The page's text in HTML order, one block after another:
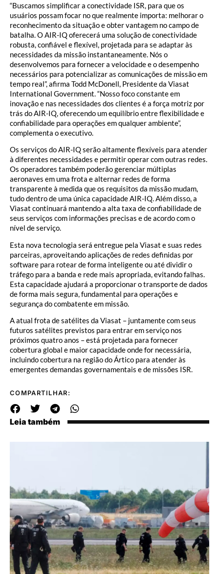
“Buscamos simplificar a conectividade ISR, para que os
usuários possam focar no que realmente importa: melhorar o
reconhecimento da situação e obter vantagem no campo de
batalha. O AIR-IQ oferecerá uma solução de conectividade
robusta, confiável e flexível, projetada para se adaptar às
necessidades da missão instantaneamente. Nós o
desenvolvemos para fornecer a velocidade e o desempenho
necessários para potencializar as comunicações de missão em
tempo real”, afirma Todd McDonell, Presidente da Viasat
International Government. “Nosso foco constante em
inovação e nas necessidades dos clientes é a força motriz por
trás do AIR-IQ, oferecendo um equilíbrio entre flexibilidade e
confiabilidade para operações em qualquer ambiente”,
complementa o executivo.
Os serviços do AIR-IQ serão altamente flexíveis para atender
à diferentes necessidades e permitir operar com outras redes.
Os operadores também poderão gerenciar múltiplas
aeronaves em uma frota e alternar redes de forma
transparente à medida que os requisitos da missão mudam,
tudo dentro de uma única capacidade AIR-IQ. Além disso, a
Viasat continuará mantendo a alta taxa de confiabilidade de
seus serviços com informações precisas e de acordo com o
nível de serviço.
Esta nova tecnologia será entregue pela Viasat e suas redes
parceiras, aproveitando aplicações de redes definidas por
software para rotear de forma inteligente ou até dividir o
tráfego para a banda e rede mais apropriada, evitando falhas.
Esta capacidade ajudará a proporcionar o transporte de dados
de forma mais segura, fundamental para operações e
segurança do combatente em missão.
A atual frota de satélites da Viasat – juntamente com seus
futuros satélites previstos para entrar em serviço nos
próximos quatro anos – está projetada para fornecer
cobertura global e maior capacidade onde for necessária,
incluindo cobertura na região do Ártico para atender às
emergentes demandas governamentais e de missões ISR.
COMPARTILHAR:
Leia também